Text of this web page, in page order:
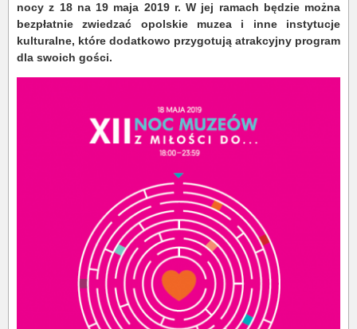
nocy z 18 na 19 maja 2019 r. W jej ramach będzie można
bezpłatnie zwiedzać opolskie muzea i inne instytucje
kulturalne, które dodatkowo przygotują atrakcyjny program
dla swoich gości.